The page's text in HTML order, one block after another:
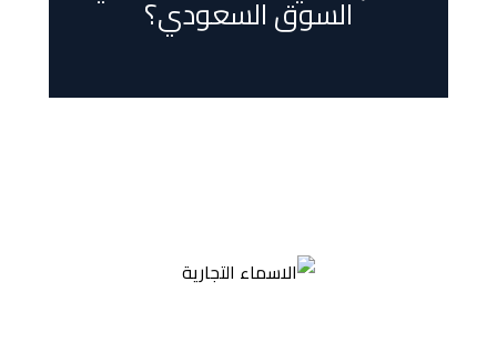
السوق السعودي؟